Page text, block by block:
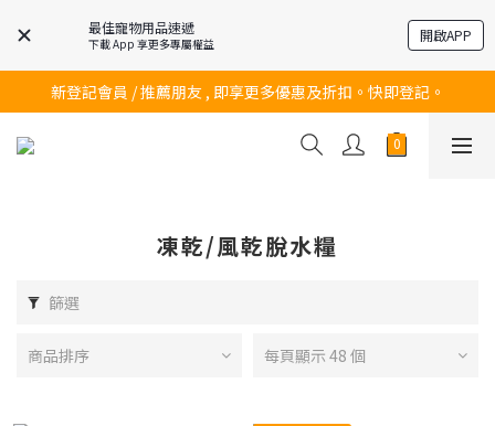
最佳寵物用品速遞
下載 App 享更多專屬權益 開啟APP
訂購滿$200 即可免費送貨!
訂購滿$200 即可免費送貨!
新登記會員 / 推薦朋友 , 即享更多優惠及折扣。快即登記。
訂購滿$200 即可免費送貨!
凍乾/風乾脫水糧
篩選
商品排序 每頁顯示 48 個